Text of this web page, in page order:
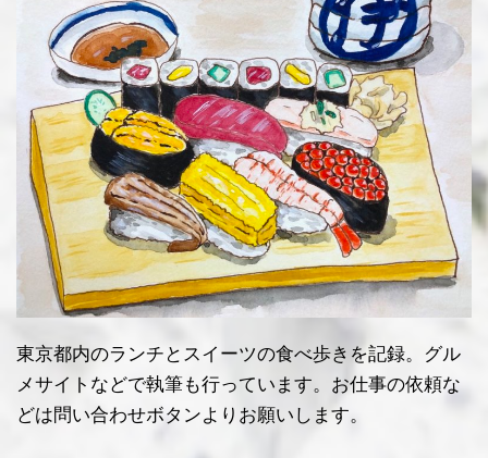
東京都内のランチとスイーツの食べ歩きを記録。グル
メサイトなどで執筆も行っています。お仕事の依頼な
どは問い合わせボタンよりお願いします。